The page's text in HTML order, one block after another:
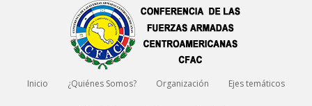
Inicio ¿Quiénes Somos? Organización Ejes temáticos